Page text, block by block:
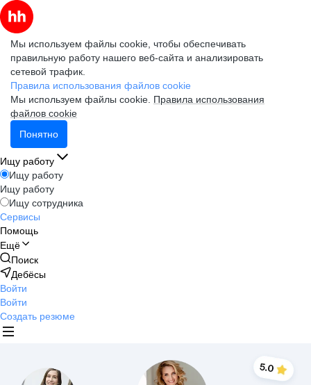
Мы используем файлы cookie, чтобы обеспечивать
правильную работу нашего веб-сайта и анализировать
сетевой трафик.
Правила использования файлов cookie
Мы используем файлы cookie. Правила использования
файлов cookie
Понятно
Ищу работу
Ищу работу
Ищу работу
Ищу сотрудника
Сервисы
Помощь
Ещё
Поиск
Дебёсы
Войти
Войти
Создать резюме